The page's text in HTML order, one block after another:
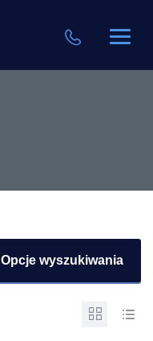
Opcje wyszukiwania